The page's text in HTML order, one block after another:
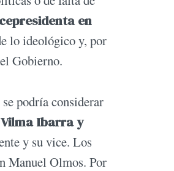
en
lo ideológico y, por
Gobierno.
podría considerar
Vilma Ibarra y
y su vice. Los
Manuel Olmos. Por